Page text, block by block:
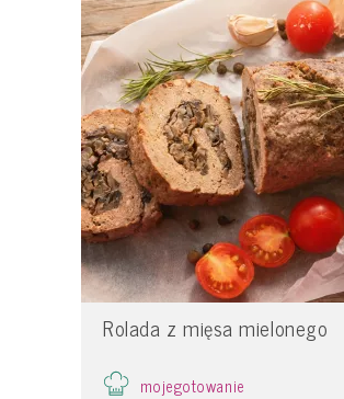
Rolada z mięsa mielonego
mojegotowanie